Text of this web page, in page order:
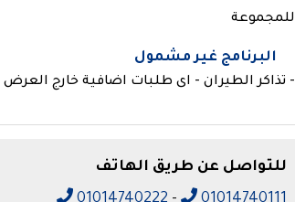
للمجموعة
البرنامج غير مشمول
- تذاكر الطيران - اى طلبات اضافية خارج العرض
للتواصل عن طريق الهاتف